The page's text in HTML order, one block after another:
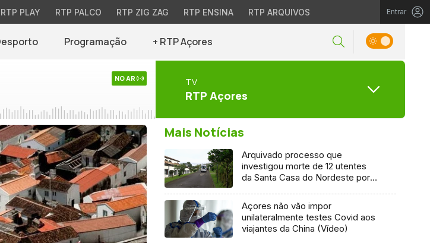
RTP PLAY RTP PALCO RTP ZIG ZAG RTP ENSINA RTP ARQUIVOS Entrar
Programação + RTP Açores
NO AR TV
RTP Açores
Mais Notícias
Arquivado processo que
investigou morte de 12 utentes
da Santa Casa do Nordeste por
Açores não vão impor
unilateralmente testes Covid aos
viajantes da China (Vídeo)